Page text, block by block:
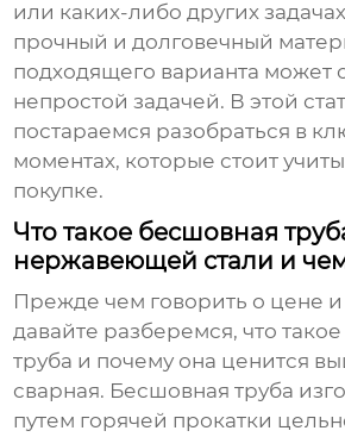
или каких-либо других
прочный и долговечный
подходящего варианта может
непростой задачей. В этой
постараемся разобраться в
моментах, которые стоит
покупке.
Что такое бесшовная
нержавеющей стали и
Прежде чем говорить о цене и
давайте разберемся, что
труба и почему она ценится
сварная. Бесшовная труба
путем горячей прокатки